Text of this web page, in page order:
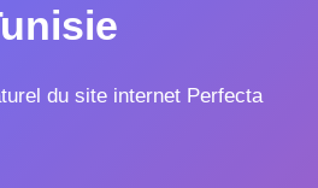
du site internet Perfecta